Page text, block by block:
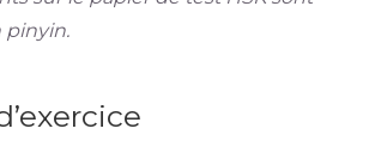
pinyin.